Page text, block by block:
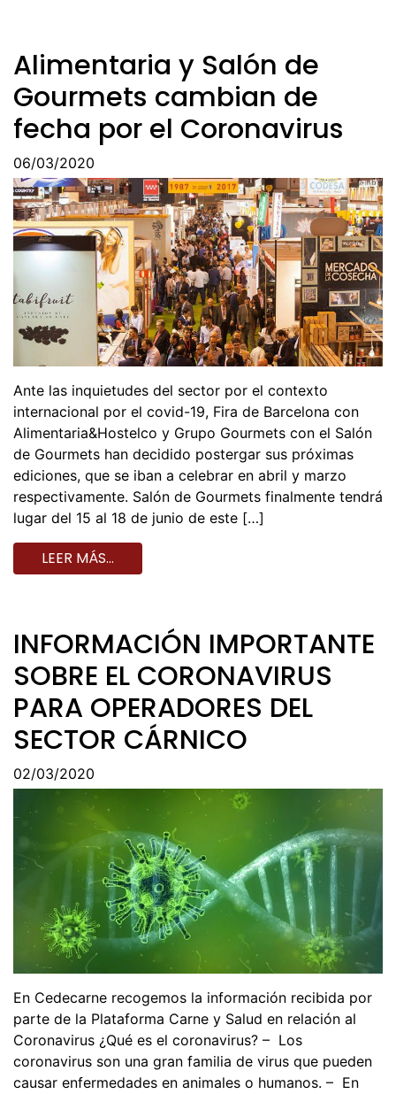
Alimentaria y Salón de
Gourmets cambian de
fecha por el Coronavirus
06/03/2020
Ante las inquietudes del sector por el contexto
internacional por el covid-19, Fira de Barcelona con
Alimentaria&Hostelco y Grupo Gourmets con el Salón
de Gourmets han decidido postergar sus próximas
ediciones, que se iban a celebrar en abril y marzo
respectivamente. Salón de Gourmets finalmente tendrá
lugar del 15 al 18 de junio de este […]
LEER MÁS…
INFORMACIÓN IMPORTANTE
SOBRE EL CORONAVIRUS
PARA OPERADORES DEL
SECTOR CÁRNICO
02/03/2020
En Cedecarne recogemos la información recibida por
parte de la Plataforma Carne y Salud en relación al
Coronavirus ¿Qué es el coronavirus? – Los
coronavirus son una gran familia de virus que pueden
causar enfermedades en animales o humanos. – En